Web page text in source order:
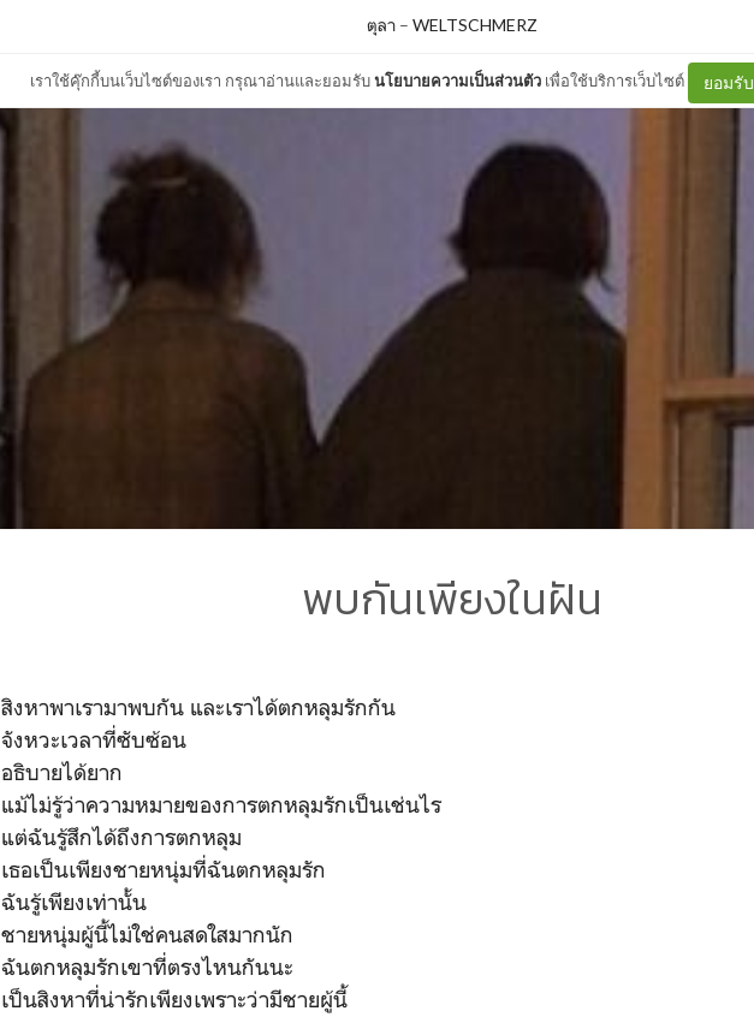
เราใช้คุ๊กกี้บนเว็บไซต์ของเรา กรุณาอ่านและยอมรับนโยบายความเป็นส่วนตัว เพื่อใช้บริการเว็บไซต์ ยอมรับ
ตุลา – WELTSCHMERZ
พบกันเพียงในฝัน
สิงหาพาเรามาพบกัน และเราได้ตกหลุมรักกัน
จังหวะเวลาที่ซับซ้อน
อธิบายได้ยาก
แม้ไม่รู้ว่าความหมายของการตกหลุมรักเป็นเช่นไร
แต่ฉันรู้สึกได้ถึงการตกหลุม
เธอเป็นเพียงชายหนุ่มที่ฉันตกหลุมรัก
ฉันรู้เพียงเท่านั้น
ชายหนุ่มผู้นี้ไม่ใช่คนสดใสมากนัก
ฉันตกหลุมรักเขาที่ตรงไหนกันนะ
เป็นสิงหาที่น่ารักเพียงเพราะว่ามีชายผู้นี้